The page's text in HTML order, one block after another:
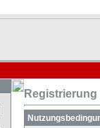
Registrierung